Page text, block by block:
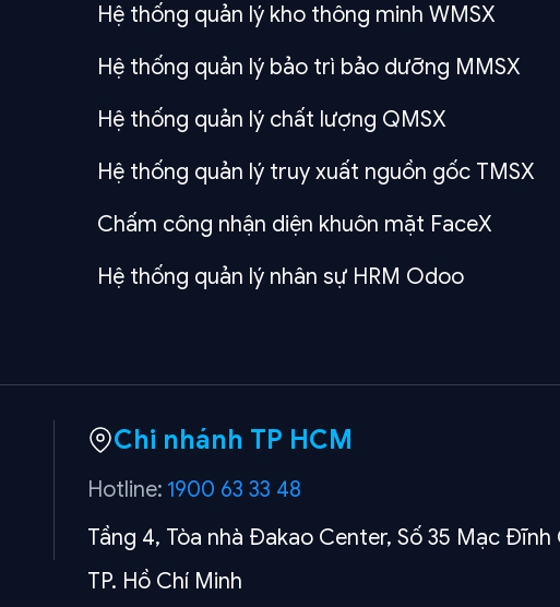
Hệ thống quản lý kho thông minh WMSX
Hệ thống quản lý bảo trì bảo dưỡng MMSX
Hệ thống quản lý chất lượng QMSX
Hệ thống quản lý truy xuất nguồn gốc TMSX
Chấm công nhận diện khuôn mặt FaceX
Hệ thống quản lý nhân sự HRM Odoo
Chi nhánh TP HCM
Hotline: 1900 63 33 48
Tầng 4, Tòa nhà Đakao Center, Số 35 Mạc Đĩnh
TP. Hồ Chí Minh